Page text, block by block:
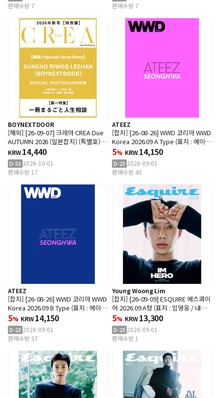
판매수량 7
판매수량 7
BOYNEXTDOOR
[해외] [26-09-07] 크레아 CREA Due
AUTUMN 2026 (일본잡지) (특별호)
(표지 : 보이넥스트도어 : 성호 & 리우 &
이한)
KRW14,440
D-53 2026-10-01
판매수량 17
ATEEZ
[잡지] [26-08-26] WWD 코리아 WWD
Korea 2026.09 A Type (표지 : 에이티
즈 : 성화)
5% KRW14,150
D-23 2026-09-01
판매수량 40
ATEEZ
[잡지] [26-08-26] WWD 코리아 WWD
Korea 2026.09 B Type (표지 : 에이티
즈 : 성화)
5% KRW14,150
D-23 2026-09-01
판매수량 37
Young Woong Lim
[잡지] [26-09-09] ESQUIRE 에스콰이
어 2026.09 A형 (표지 : 임영웅 / 내지 :
임영웅 28p)
5% KRW13,300
D-23 2026-09-01
판매수량 1